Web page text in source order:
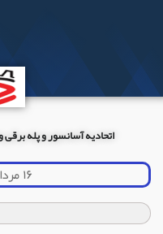
اتحادیه آسانسور و پله
۱۶ مرداد ۱۴۰۵ ۱۰:۳۷